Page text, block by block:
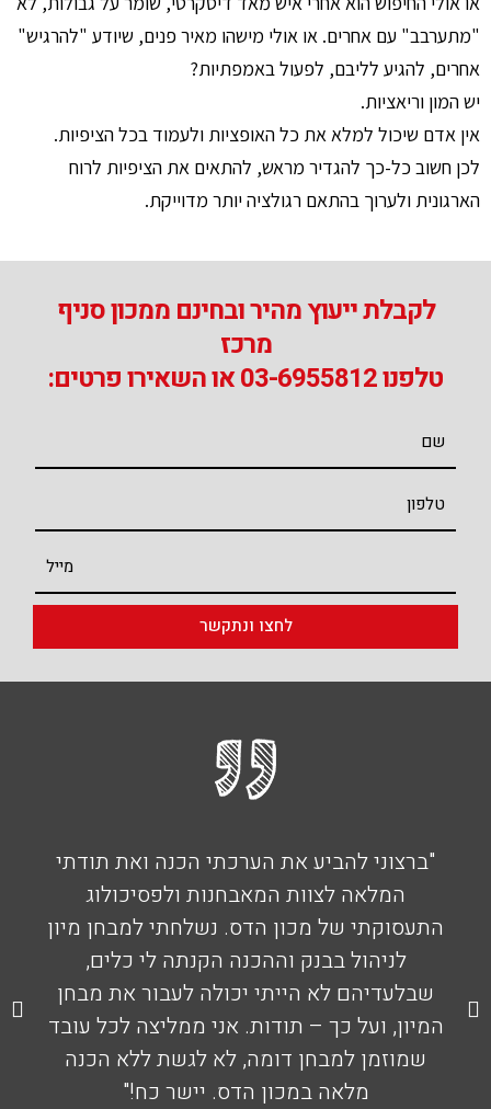
"מתערבב" עם אחרים. או אולי מישהו מאיר פנים, שיודע "להרגיש"
אחרים, להגיע לליבם, לפעול באמפתיות?
יש המון וריאציות.
אין אדם שיכול למלא את כל האופציות ולעמוד בכל הציפיות.
לכן חשוב כל-כך להגדיר מראש, להתאים את הציפיות לרוח
הארגונית ולערוך בהתאם רגולציה יותר מדוייקת.
לקבלת ייעוץ מהיר ובחינם ממכון סניף
מרכז
טלפנו 03-6955812 או השאירו פרטים:
לחצו ונתקשר
"ברצוני להביע את הערכתי הכנה ואת תודתי
המלאה לצוות המאבחנות ולפסיכולוג
התעסוקתי של מכון הדס. נשלחתי למבחן מיון
לניהול בבנק וההכנה הקנתה לי כלים,
שבלעדיהם לא הייתי יכולה לעבור את מבחן
המיון, ועל כך – תודות. אני ממליצה לכל עובד
שמוזמן למבחן דומה, לא לגשת ללא הכנה
מלאה במכון הדס. יישר כח!"